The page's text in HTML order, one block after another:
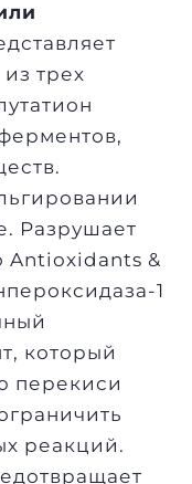
трех
Разрушает
Antioxidants &
1
который
перекиси
реакций.